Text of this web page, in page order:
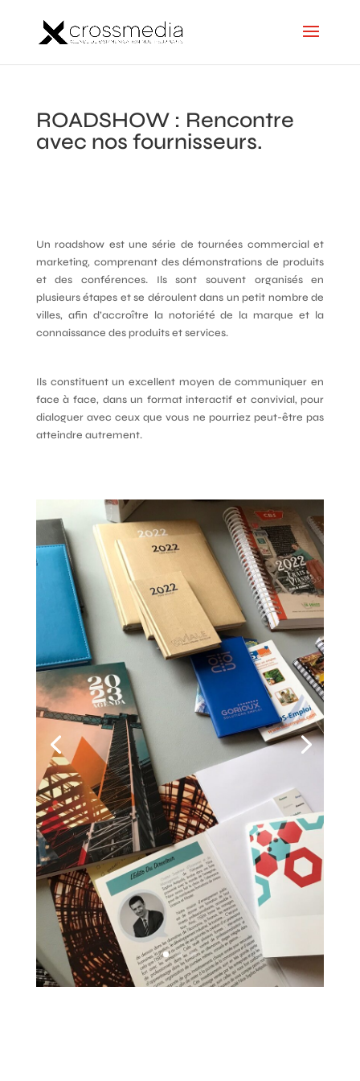
ROADSHOW : Rencontre
avec nos fournisseurs.
Un roadshow est une série de tournées commercial et
marketing, comprenant des démonstrations de produits
et des conférences. Ils sont souvent organisés en
plusieurs étapes et se déroulent dans un petit nombre de
villes, afin d’accroître la notoriété de la marque et la
connaissance des produits et services.
Ils constituent un excellent moyen de communiquer en
face à face, dans un format interactif et convivial, pour
dialoguer avec ceux que vous ne pourriez peut-être pas
atteindre autrement.